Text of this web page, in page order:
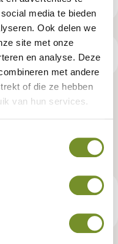
media te bieden
Ook delen we
site met onze
en analyse. Deze
met andere
of die ze hebben
van hun services.
t.b.v.